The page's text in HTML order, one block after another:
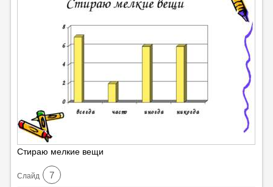
Стираю мелкие вещи
Cлайд 7